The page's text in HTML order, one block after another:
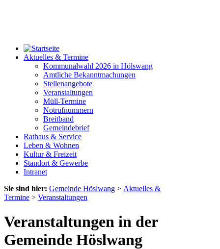
Aktuelles & Termine
Kommunalwahl 2026 in Hölswang
Amtliche Bekanntmachungen
Stellenangebote
Veranstaltungen
Müll-Termine
Notrufnummern
Breitband
Gemeindebrief
Rathaus & Service
Leben & Wohnen
Kultur & Freizeit
Standort & Gewerbe
Intranet
Sie sind hier: Gemeinde Höslwang > Aktuelles &
Termine > Veranstaltungen
Veranstaltungen in der
Gemeinde Höslwang